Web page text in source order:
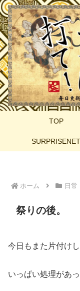
TOP
SURPRISENET
ホーム 日常
祭りの後。
今日もまた片付けし
いっぱい処理があ